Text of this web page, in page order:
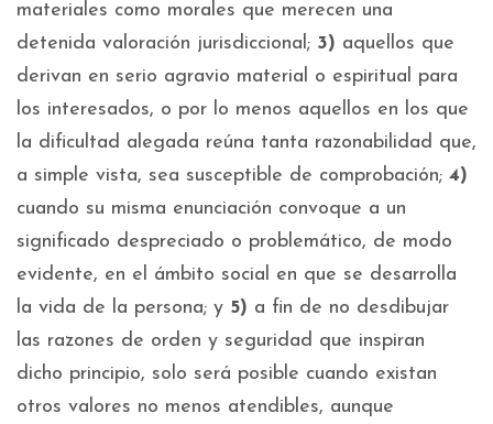
materiales como morales que merecen una
detenida valoración jurisdiccional; 3) aquellos que
derivan en serio agravio material o espiritual para
los interesados, o por lo menos aquellos en los que
la dificultad alegada reúna tanta razonabilidad que,
a simple vista, sea susceptible de comprobación; 4)
cuando su misma enunciación convoque a un
significado despreciado o problemático, de modo
evidente, en el ámbito social en que se desarrolla
la vida de la persona; y 5) a fin de no desdibujar
las razones de orden y seguridad que inspiran
dicho principio, solo será posible cuando existan
otros valores no menos atendibles, aunque